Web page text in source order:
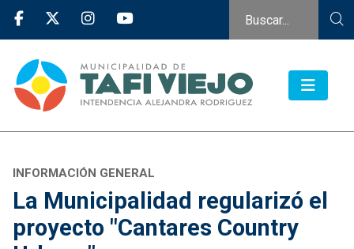
INFORMACIÓN GENERAL
La Municipalidad regularizó el
proyecto "Cantares Country